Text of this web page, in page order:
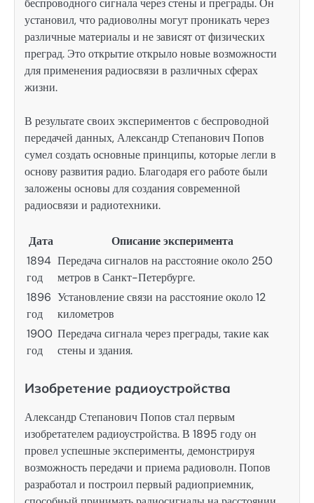
беспроводного сигнала через стены и преграды. Он
установил, что радиоволны могут проникать через
различные материалы и не зависят от физических
преград. Это открытие открыло новые возможности
для применения радиосвязи в различных сферах
жизни.
В результате своих экспериментов с беспроводной
передачей данных, Александр Степанович Попов
сумел создать основные принципы, которые легли в
основу развития радио. Благодаря его работе были
заложены основы для создания современной
радиосвязи и радиотехники.
Дата
Описание эксперимента
1894
год
Передача сигналов на расстояние около 250
метров в Санкт-Петербурге.
1896
год
Установление связи на расстояние около 12
километров
1900
год
Передача сигнала через преграды, такие как
стены и здания.
Изобретение радиоустройства
Александр Степанович Попов стал первым
изобретателем радиоустройства. В 1895 году он
провел успешные эксперименты, демонстрируя
возможность передачи и приема радиоволн. Попов
разработал и построил первый радиоприемник,